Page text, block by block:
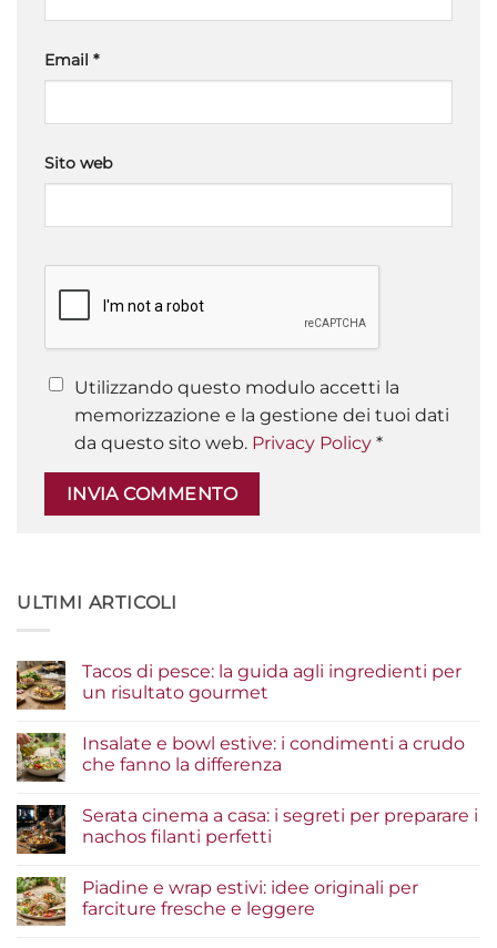
Email *
Sito web
Utilizzando questo modulo accetti la
memorizzazione e la gestione dei tuoi dati
da questo sito web. Privacy Policy *
ULTIMI ARTICOLI
Tacos di pesce: la guida agli ingredienti per
un risultato gourmet
su
Tacos
di
guida
agli
ingredienti
risultato
gourmet
Insalate e bowl estive: i condimenti a crudo
che fanno la differenza
su
Insalate
e
condimenti
a
Serata cinema a casa: i segreti per preparare i
nachos filanti perfetti
su
Serata
cinema
Piadine e wrap estivi: idee originali per
farciture fresche e leggere